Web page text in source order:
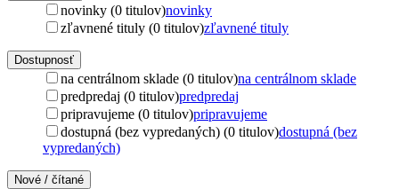
novinky (0 titulov)novinky
zľavnené tituly (0 titulov)zľavnené tituly
Dostupnosť
na centrálnom sklade (0 titulov)na centrálnom sklade
predpredaj (0 titulov)predpredaj
pripravujeme (0 titulov)pripravujeme
dostupná (bez vypredaných) (0 titulov)dostupná (bez
vypredaných)
Nové / čítané